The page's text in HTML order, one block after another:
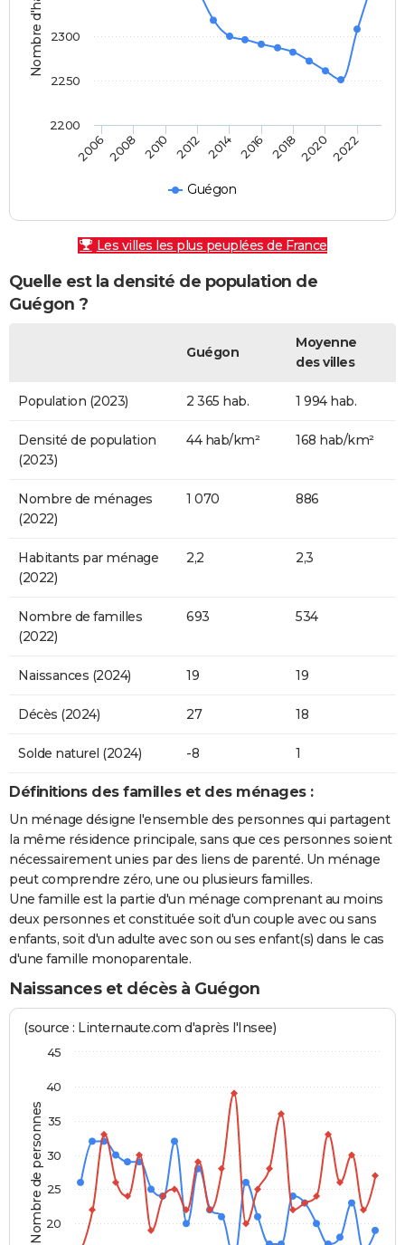
Guégon
20062008 2010 2012 2014 2016 201820202022
2200
2250
2300
Les villes les plus peuplées de France
Quelle est la densité de population de
Guégon ?
Guégon
Moyenne
des villes
Population (2023) 2 365 hab. 1 994 hab.
Densité de population
(2023)
44 hab/km² 168 hab/km²
Nombre de ménages
(2022)
1 070 886
Habitants par ménage
(2022)
2,2 2,3
Nombre de familles
(2022)
693 534
Naissances (2024) 19 19
Décès (2024) 27 18
Solde naturel (2024) -8 1
Définitions des familles et des ménages :
Un ménage désigne l'ensemble des personnes qui partagent
la même résidence principale, sans que ces personnes soient
nécessairement unies par des liens de parenté. Un ménage
peut comprendre zéro, une ou plusieurs familles.
Une famille est la partie d'un ménage comprenant au moins
deux personnes et constituée soit d'un couple avec ou sans
enfants, soit d'un adulte avec son ou ses enfant(s) dans le cas
d'une famille monoparentale.
Naissances et décès à Guégon
Nombre de personnes
(source : Linternaute.com d'après l'Insee)
20
25
30
35
40
45